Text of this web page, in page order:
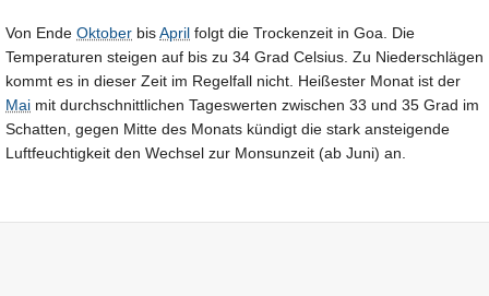
Von Ende Oktober bisApril folgt die Trockenzeit in Goa. Die
Temperaturen steigen auf bis zu 34 Grad Celsius. Zu Niederschlägen
kommt es in dieser Zeit im Regelfall nicht. Heißester Monat ist der
Mai mit durchschnittlichen Tageswerten zwischen 33 und 35 Grad im
Schatten, gegen Mitte des Monats kündigt die stark ansteigende
Luftfeuchtigkeit den Wechsel zur Monsunzeit (ab Juni) an.